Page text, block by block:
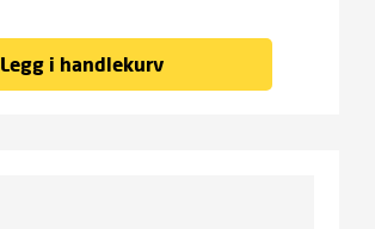
Legg i handlekurv